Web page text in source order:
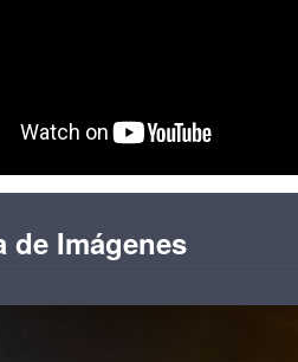
de Imágenes